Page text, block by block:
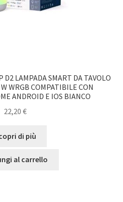
D2 LAMPADA SMART DA TAVOLO
WRGB COMPATIBILE CON
ANDROID E IOS BIANCO
22,20 €
di più
al carrello